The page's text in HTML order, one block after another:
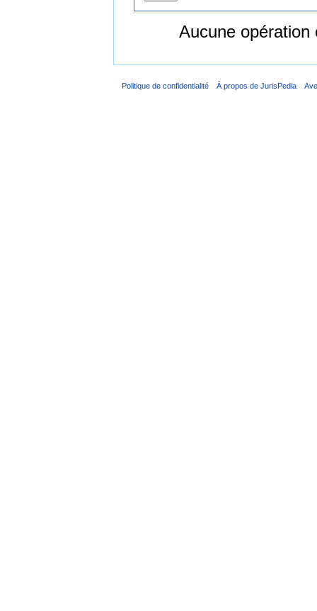
Aucune opération
Politique de confidentialité À propos de JurisPedia